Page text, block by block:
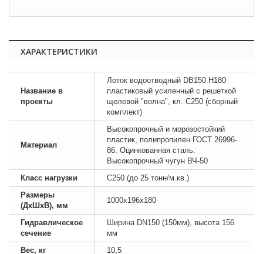
ХАРАКТЕРИСТИКИ
Название в
проекты
Лоток водоотводный DB150 Н180
пластиковый усиленный с решеткой
щелевой "волна", кл. C250 (сборный
комплект)
Материал
Высокопрочный и морозостойкий
пластик, полипропилен ГОСТ 26996-
86. Оцинкованная сталь.
Высокопрочный чугун ВЧ-50
Класс нагрузки
C250 (до 25 тонн/м.кв.)
Размеры
(ДхШхВ), мм
1000х196х180
Гидравлическое
сечение
Ширина DN150 (150мм), высота 156
мм
Вес, кг
10,5